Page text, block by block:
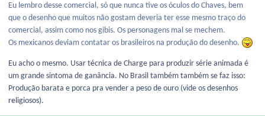
Eu lembro desse comercial, só que nunca tive os óculos do Chaves, bem
que o desenho que muitos não gostam deveria ter esse mesmo traço do
comercial, assim como nos gibis. Os personagens mal se mechem.
Os mexicanos deviam contatar os brasileiros na produção do desenho.
Eu acho o mesmo. Usar técnica de Charge para produzir série animada é
um grande sintoma de ganância. No Brasil também também se faz isso:
Produção barata e porca pra vender a peso de ouro (vide os desenhos
religiosos).